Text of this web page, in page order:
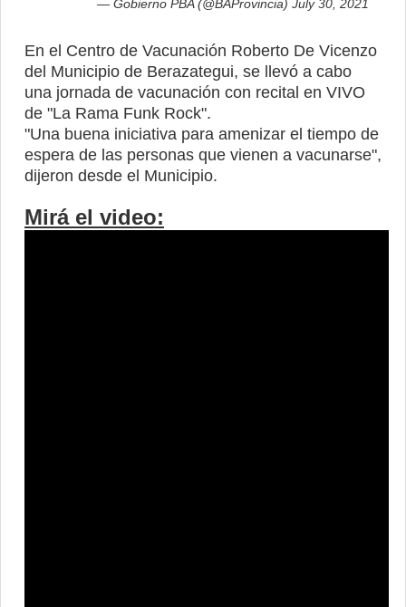
— Gobierno PBA (@BAProvincia) July 30, 2021
En el Centro de Vacunación Roberto De Vicenzo
del Municipio de Berazategui, se llevó a cabo
una jornada de vacunación con recital en VIVO
de "La Rama Funk Rock".
"Una buena iniciativa para amenizar el tiempo de
espera de las personas que vienen a vacunarse",
dijeron desde el Municipio.
Mirá el video: